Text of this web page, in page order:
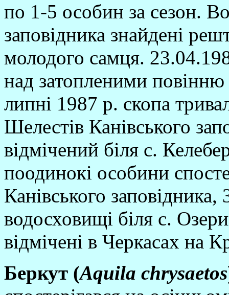
по 1-5 особин за сезон.
заповiдника знайденi
молодого самця.
над затопленими
липнi 1987 р. скопа
Шелестiв Канiвського
вiдмiчений бiля с.
поодинокi особини
Канiвського
водосховищi бiля с.
вiдмiченi в Черкасах на
Беркут (Aquila chrysaetos